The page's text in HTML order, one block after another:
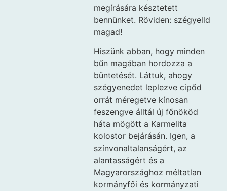
megírására késztetett
bennünket. Röviden: szégyelld
magad!
Hiszünk abban, hogy minden
bűn magában hordozza a
büntetését. Láttuk, ahogy
szégyenedet leplezve cipőd
orrát méregetve kínosan
feszengve álltál új főnököd
háta mögött a Karmelita
kolostor bejárásán. Igen, a
színvonaltalanságért, az
alantasságért és a
Magyarországhoz méltatlan
kormányfői és kormányzati